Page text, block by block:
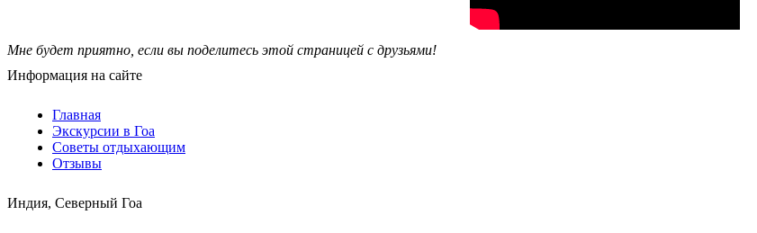
Мне будет приятно, если вы поделитесь этой страницей с друзьями!
Информация на сайте
Главная
Экскурсии в Гоа
Советы отдыхающим
Отзывы
Индия, Северный Гоа